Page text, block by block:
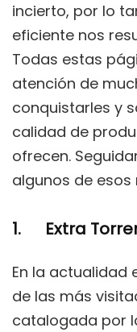
incierto, por lo
eficiente nos
Todas estas
atención de
conquistarles y
calidad de
ofrecen.
algunos de
1. Extra
En la actualidad
de las más
catalogada por